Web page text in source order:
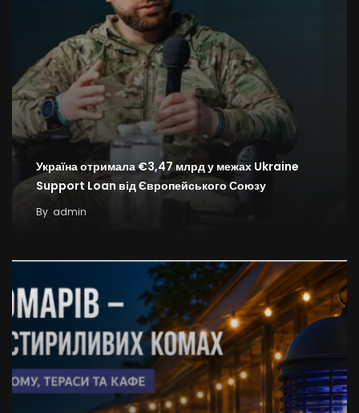
Україна отримала €3,47 млрд у межах Ukraine
Support Loan від Європейського Союзу
By admin